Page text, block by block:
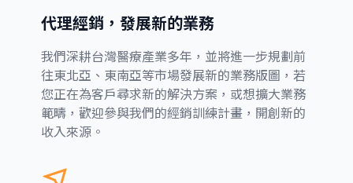
代理經銷，發展新的業務
我們深耕台灣醫療產業多年，並將進一步規劃前
往東北亞、東南亞等市場發展新的業務版圖，若
您正在為客戶尋求新的解決方案，或想擴大業務
範疇，歡迎參與我們的經銷訓練計畫，開創新的
收入來源。